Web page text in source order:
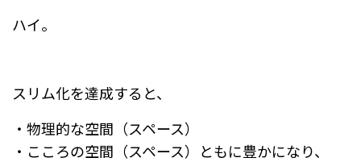
ハイ。
スリム化を達成すると、
・物理的な空間（スペース）
・こころの空間（スペース）ともに豊かになり、